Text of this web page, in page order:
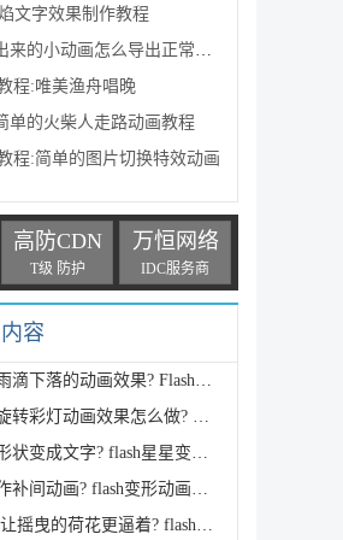
文字效果制作教程
动画怎么导出正常清晰(无色差)GIF图
程:唯美渔舟唱晚
单的火柴人走路动画教程
程:简单的图片切换特效动画
高防CDN
T级 防护
万恒网络
IDC服务商
容
flash如何做雨滴下落的动画效果? Flash8做一个下雨效
flash理发店旋转彩灯动画效果怎么做? 理发店旋转灯制
flash怎么把形状变成文字? flash星星变文字动画的实现
flash怎么制作补间动画? flash变形动画的实现方法
FLASH怎么让摇曳的荷花更逼着? flash制作风吹荷花动画